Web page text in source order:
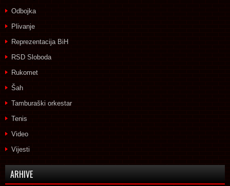
Odbojka
Plivanje
Reprezentacija BiH
RSD Sloboda
Rukomet
Šah
Tamburaški orkestar
Tenis
Video
Vijesti
ARHIVE